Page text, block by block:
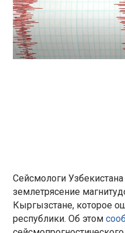
Сейсмологи
землетрясение
Кыргызстане, которое
республики. Об этом